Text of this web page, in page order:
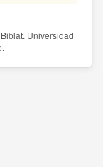
Universidad